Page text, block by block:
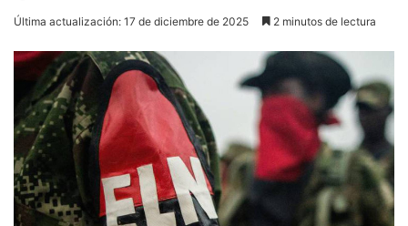
Última actualización: 17 de diciembre de 2025 2 minutos de lectura